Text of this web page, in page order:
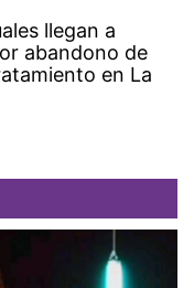
llegan a
abandono de
en La